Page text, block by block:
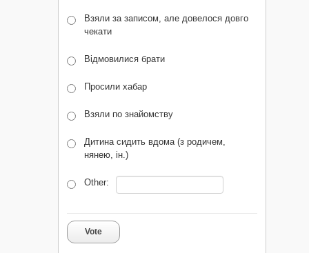
Взяли за записом, але довелося довго
чекати
Відмовилися брати
Просили хабар
Взяли по знайомству
Дитина сидить вдома (з родичем,
нянею, ін.)
Other:
Vote